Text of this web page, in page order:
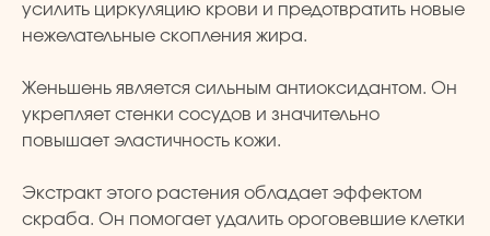
усилить циркуляцию крови и предотвратить новые
нежелательные скопления жира.
Женьшень является сильным антиоксидантом. Он
укрепляет стенки сосудов и значительно
повышает эластичность кожи.
Экстракт этого растения обладает эффектом
скраба. Он помогает удалить ороговевшие клетки